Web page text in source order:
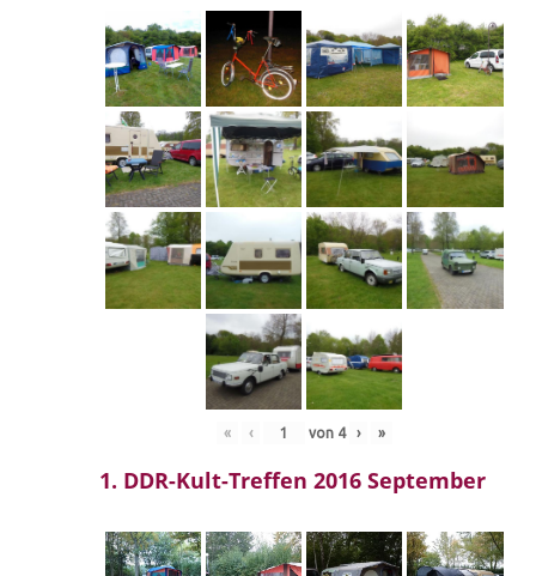
« ‹ von 4 › »
1. DDR-Kult-Treffen 2016 September